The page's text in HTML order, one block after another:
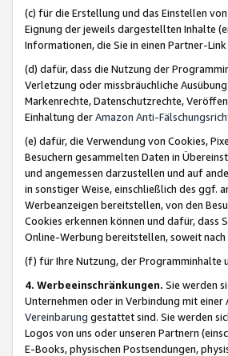
(c) für die Erstellung und das Einstellen
Eignung der jeweils dargestellten Inhalte
Informationen, die Sie in einen Partner-
(d) dafür, dass die Nutzung der
Verletzung oder missbräuchliche
Markenrechte, Datenschutzrechte,
Einhaltung derAmazon Anti-
(e) dafür, die Verwendung von Cookies,
Besuchern gesammelten Daten in
und angemessen darzustellen und auf
in sonstiger Weise, einschließlich des ggf.
Werbeanzeigen bereitstellen, von den
Cookies erkennen können und dafür, dass
Online-Werbung bereitstellen, soweit
(f) für Ihre Nutzung, der Programminhalte
4. Werbeeinschränkungen. Sie werden
Unternehmen oder in Verbindung mit
Vereinbarung gestattet sind. Sie werden
Logos von uns oder unseren Partnern
E-Books, physischen Postsendungen,